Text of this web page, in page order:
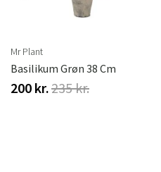
Mr Plant
Basilikum Grøn 38 Cm
200 kr.235 kr.